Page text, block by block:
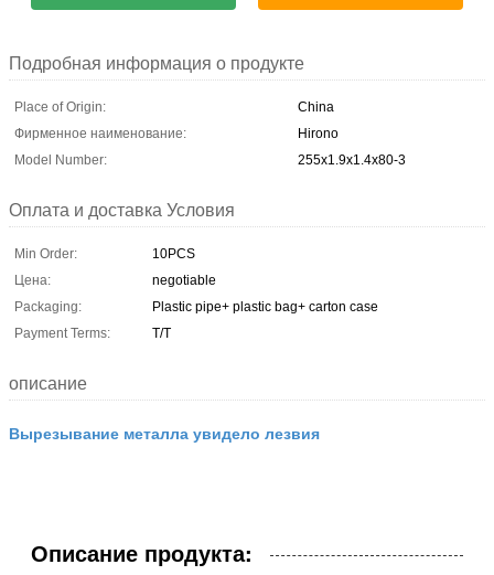
Подробная информация о продукте
Place of Origin:
China
Фирменное наименование:
Hirono
Model Number:
255x1.9x1.4x80-3
Оплата и доставка Условия
Min Order:
10PCS
Цена:
negotiable
Packaging:
Plastic pipe+ plastic bag+ carton case
Payment Terms:
T/T
описание
Вырезывание металла увидело лезвия
Описание продукта: